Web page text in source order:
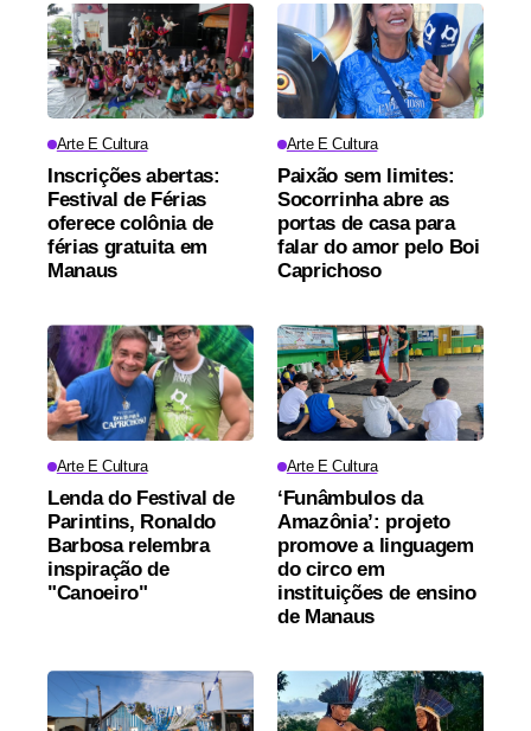
Arte E Cultura
Inscrições abertas:
Festival de Férias
oferece colônia de
férias gratuita em
Manaus
Arte E Cultura
Paixão sem limites:
Socorrinha abre as
portas de casa para
falar do amor pelo Boi
Caprichoso
Arte E Cultura
Lenda do Festival de
Parintins, Ronaldo
Barbosa relembra
inspiração de
"Canoeiro"
Arte E Cultura
‘Funâmbulos da
Amazônia’: projeto
promove a linguagem
do circo em
instituições de ensino
de Manaus